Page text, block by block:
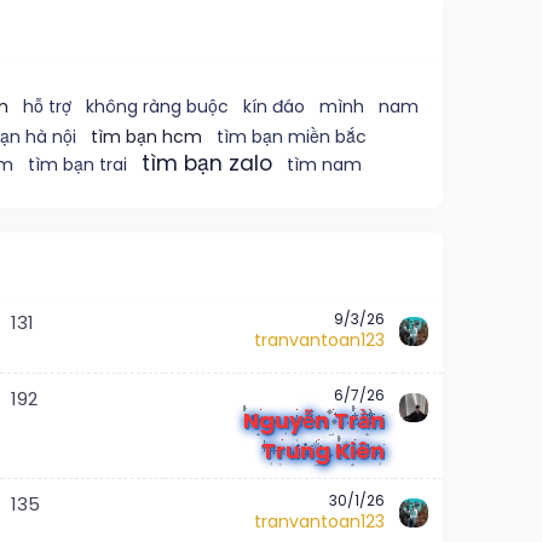
hỗ trợ không ràng buộc kín đáo mình
nam
hà nội
tìm bạn hcm
tìm bạn miền bắc
tìm bạn trai tìm bạn zalo tìm nam
131 9/3/26
tranvantoan123
192 6/7/26
Nguyễn Trần
Trung Kiên
135 30/1/26
tranvantoan123